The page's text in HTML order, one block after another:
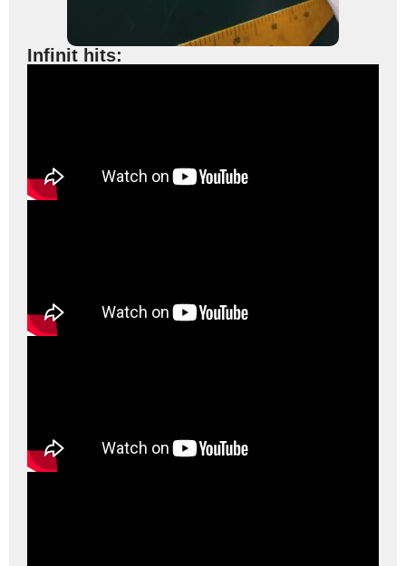
Infinit hits: